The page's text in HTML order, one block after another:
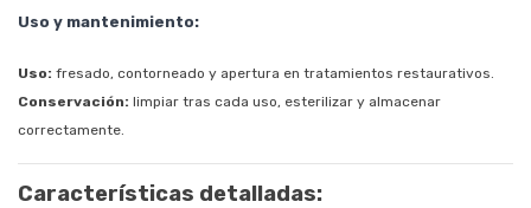
Uso y mantenimiento:
Uso: fresado, contorneado y apertura en tratamientos restaurativos.
Conservación: limpiar tras cada uso, esterilizar y almacenar
correctamente.
Características detalladas: